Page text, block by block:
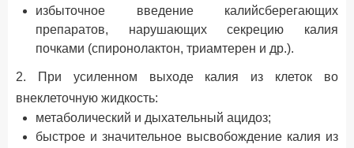
избыточное введение калийсберегающих
препаратов, нарушающих секрецию калия
почками (спиронолактон, триамтерен и др.).
2. При усиленном выходе калия из клеток во
внеклеточную жидкость:
метаболический и дыхательный ацидоз;
быстрое и значительное высвобождение калия из